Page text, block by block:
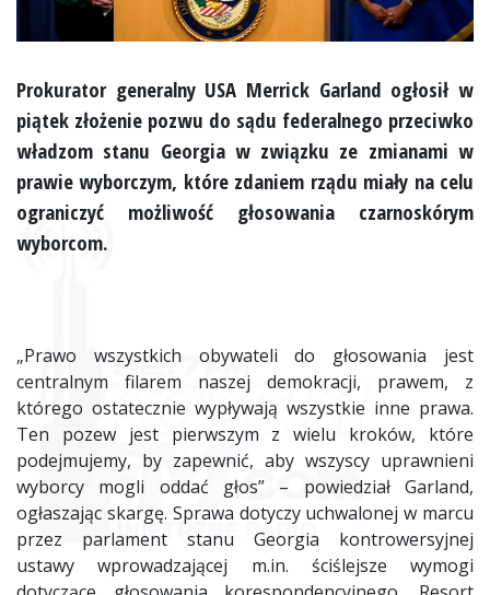
Prokurator generalny USA Merrick Garland ogłosił w
piątek złożenie pozwu do sądu federalnego przeciwko
władzom stanu Georgia w związku ze zmianami w
prawie wyborczym, które zdaniem rządu miały na celu
ograniczyć możliwość głosowania czarnoskórym
wyborcom.
„Prawo wszystkich obywateli do głosowania jest
centralnym filarem naszej demokracji, prawem, z
którego ostatecznie wypływają wszystkie inne prawa.
Ten pozew jest pierwszym z wielu kroków, które
podejmujemy, by zapewnić, aby wszyscy uprawnieni
wyborcy mogli oddać głos” – powiedział Garland,
ogłaszając skargę. Sprawa dotyczy uchwalonej w marcu
przez parlament stanu Georgia kontrowersyjnej
ustawy wprowadzającej m.in. ściślejsze wymogi